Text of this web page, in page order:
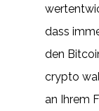
dass
den
crypto
an Ihrem